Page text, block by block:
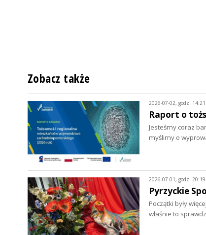
Zobacz także
2026-07-02, godz. 14:21
Raport o
Jesteśmy coraz
myślimy o
2026-07-01, godz. 20:19
Pyrzyckie
Początki były
właśnie to